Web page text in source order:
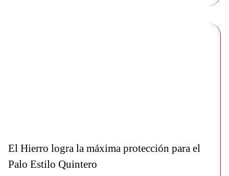
El Hierro logra la máxima protección para el
Palo Estilo Quintero